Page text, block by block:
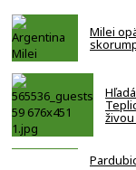
Milei